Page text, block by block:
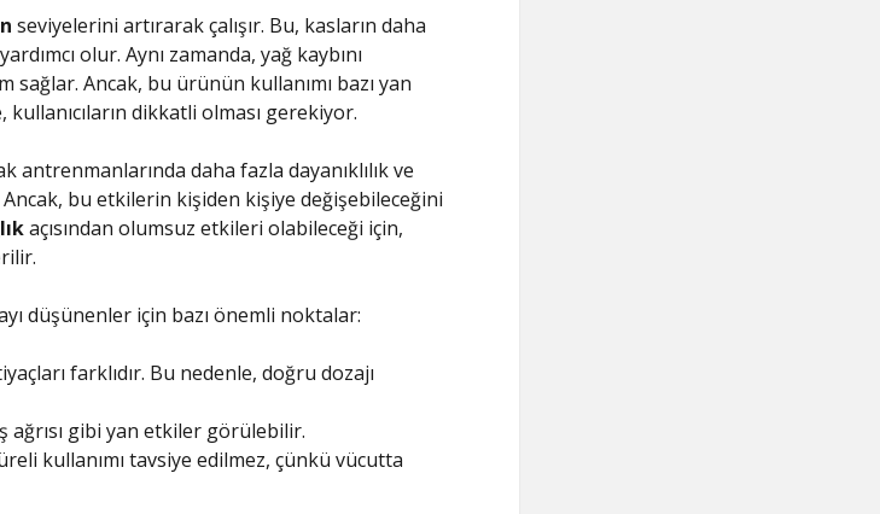
NE KADAR PARA ALIYOR
seviyelerini artırarak çalışır. Bu, kasların daha
olur. Aynı zamanda, yağ kaybını
Ancak, bu ürünün kullanımı bazı yan
dikkatli olması gerekiyor.
daha fazla dayanıklılık ve
bu etkilerin kişiden kişiye değişebileceğini
açısından olumsuz etkileri olabileceği için,
düşünenler için bazı önemli noktalar:
farklıdır. Bu nedenle, doğru dozajı
ağrısı gibi yan etkiler görülebilir.
kullanımı tavsiye edilmez, çünkü vücutta